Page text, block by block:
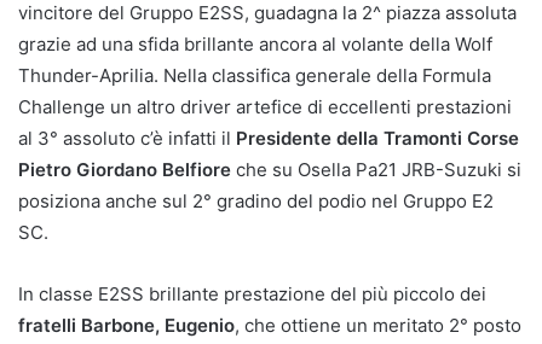
vincitore del Gruppo E2SS, guadagna la 2^ piazza assoluta
grazie ad una sfida brillante ancora al volante della Wolf
Thunder-Aprilia. Nella classifica generale della Formula
Challenge un altro driver artefice di eccellenti prestazioni
al 3° assoluto c’è infatti il Presidente della Tramonti Corse
Pietro Giordano Belfiore che su Osella Pa21 JRB-Suzuki si
posiziona anche sul 2° gradino del podio nel Gruppo E2
SC.
In classe E2SS brillante prestazione del più piccolo dei
fratelli Barbone, Eugenio, che ottiene un meritato 2° posto